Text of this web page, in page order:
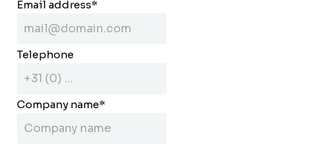
Email address*
Telephone
Company name*